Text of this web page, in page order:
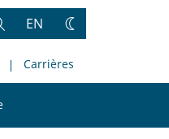
EN
Changez
thème
Carrières
le